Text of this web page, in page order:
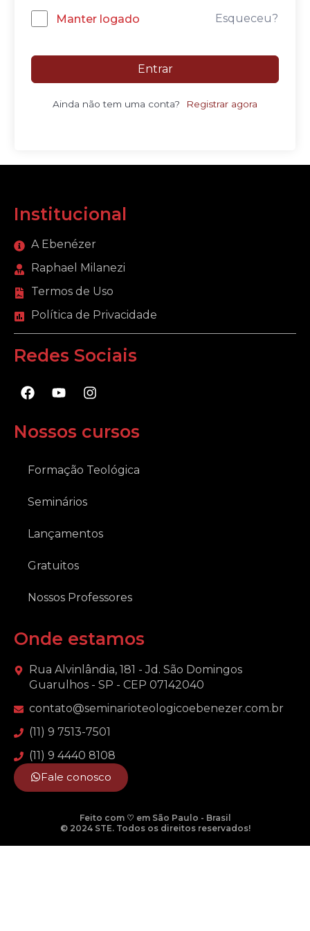
Manter logado Esqueceu?
Entrar
Ainda não tem uma conta? Registrar agora
Institucional
A Ebenézer
Raphael Milanezi
Termos de Uso
Política de Privacidade
Redes Sociais
F
a
e
b
o
Y
o
t
u
e
I
n
t
a
r
Nossos cursos
Formação Teológica
Seminários
Lançamentos
Gratuitos
Nossos Professores
Onde estamos
Rua Alvinlândia, 181 - Jd. São Domingos
Guarulhos - SP - CEP 07142040
contato@seminarioteologicoebenezer.com.br
(11) 9 7513-7501
(11) 9 4440 8108
Fale conosco
Feito com ♡ em São Paulo - Brasil
© 2024 STE. Todos os direitos reservados!